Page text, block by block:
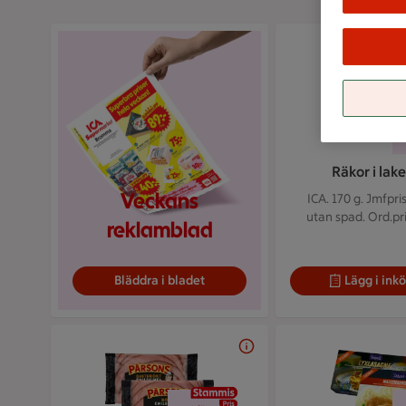
Veckans
reklamblad
Bläddra i bladet
Räkor i
ICA. 170 g.
utan spad.
Lägg i
2 för 38 kr